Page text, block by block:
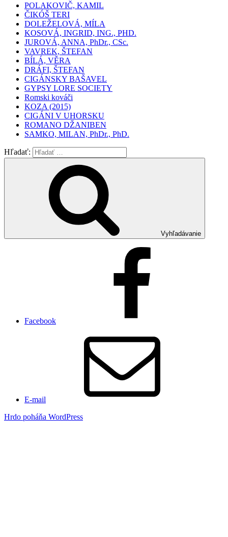
POLAKOVIČ, KAMIL
ČIKÓŠ TERI
DOLEŽELOVÁ, MÍLA
KOSOVÁ, INGRID, ING., PHD.
JUROVÁ, ANNA, PhDr., CSc.
VAVREK, ŠTEFAN
BÍLÁ, VĚRA
DRÁFI, ŠTEFAN
CIGÁNSKY BAŠAVEL
GYPSY LORE SOCIETY
Romski kováči
KOZA (2015)
CIGÁNI V UHORSKU
ROMANO DŽANIBEN
SAMKO, MILAN, PhDr., PhD.
Hľadať:
Vyhľadávanie
Facebook
E-mail
Hrdo poháňa WordPress